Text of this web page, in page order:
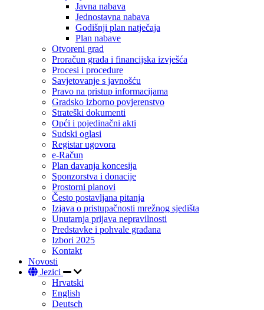
Javna nabava
Jednostavna nabava
Godišnji plan natječaja
Plan nabave
Otvoreni grad
Proračun grada i financijska izvješća
Procesi i procedure
Savjetovanje s javnošću
Pravo na pristup informacijama
Gradsko izborno povjerenstvo
Strateški dokumenti
Opći i pojedinačni akti
Sudski oglasi
Registar ugovora
e-Račun
Plan davanja koncesija
Sponzorstva i donacije
Prostorni planovi
Često postavljana pitanja
Izjava o pristupačnosti mrežnog sjedišta
Unutarnja prijava nepravilnosti
Predstavke i pohvale građana
Izbori 2025
Kontakt
Novosti
Jezici
Hrvatski
English
Deutsch